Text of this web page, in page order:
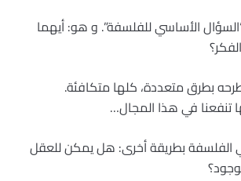
الأساسي للفلسفة”. و هو: أيهما
بطرق متعددة، كلها متكافئة.
تنفعنا في هذا المجال…
الفلسفة بطريقة أخرى: هل يمكن للعقل